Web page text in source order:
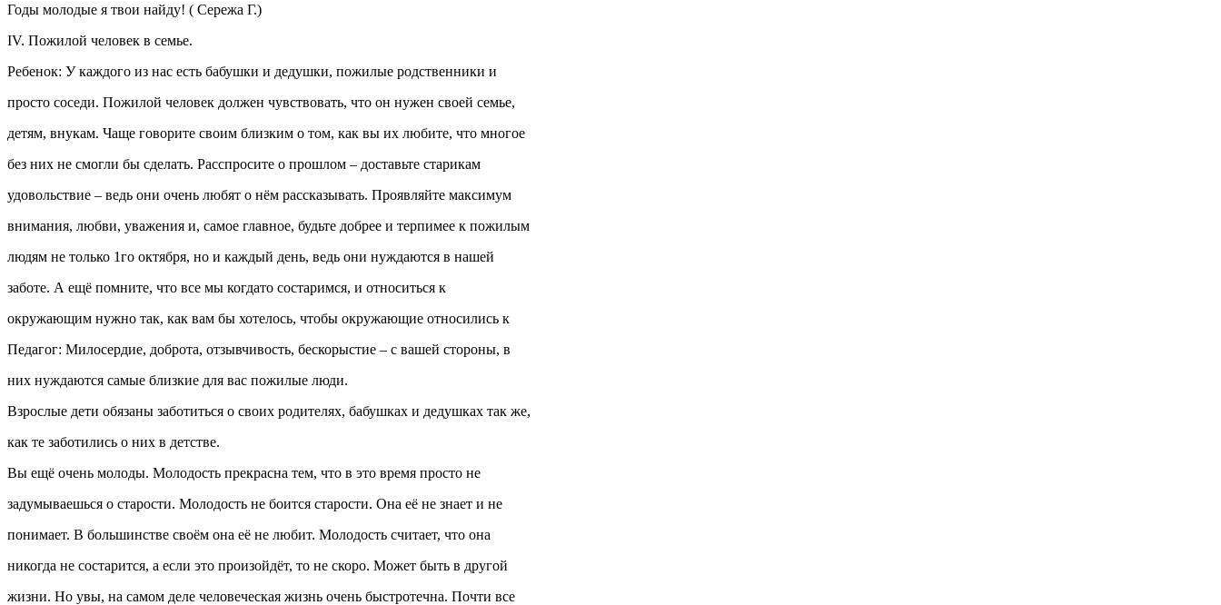
Годы молодые я твои найду! ( Сережа Г.)
IV. Пожилой человек в семье.
Ребенок: У каждого из нас есть бабушки и дедушки, пожилые родственники и
просто соседи. Пожилой человек должен чувствовать, что он нужен своей семье,
детям, внукам. Чаще говорите своим близким о том, как вы их любите, что многое
без них не смогли бы сделать. Расспросите о прошлом – доставьте старикам
удовольствие – ведь они очень любят о нём рассказывать. Проявляйте максимум
внимания, любви, уважения и, самое главное, будьте добрее и терпимее к пожилым
людям не только 1го октября, но и каждый день, ведь они нуждаются в нашей
заботе. А ещё помните, что все мы когдато состаримся, и относиться к
окружающим нужно так, как вам бы хотелось, чтобы окружающие относились к
Педагог: Милосердие, доброта, отзывчивость, бескорыстие – с вашей стороны, в
них нуждаются самые близкие для вас пожилые люди.
Взрослые дети обязаны заботиться о своих родителях, бабушках и дедушках так же,
как те заботились о них в детстве.
Вы ещё очень молоды. Молодость прекрасна тем, что в это время просто не
задумываешься о старости. Молодость не боится старости. Она её не знает и не
понимает. В большинстве своём она её не любит. Молодость считает, что она
никогда не состарится, а если это произойдёт, то не скоро. Может быть в другой
жизни. Но увы, на самом деле человеческая жизнь очень быстротечна. Почти все